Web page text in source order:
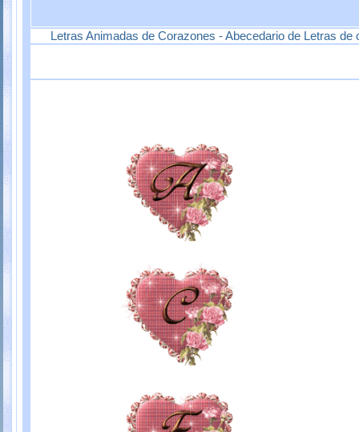
Letras Animadas de Corazones - Abecedario de Letras